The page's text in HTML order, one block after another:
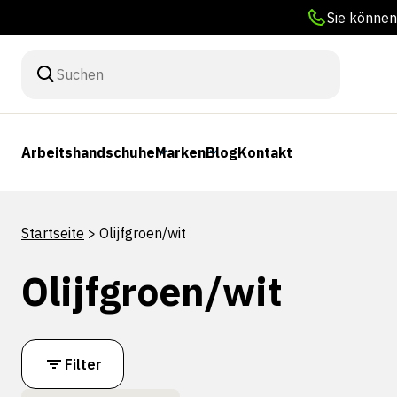
Sie
ArbeitshandschuheMarkenBlogKontakt
Startseite > Olijfgroen/wit
Olijfgroen/wit
Filter